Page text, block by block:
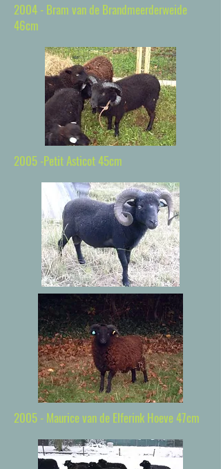
2004 - Bram van de Brandmeerderweide
46cm
2005 -Petit Asticot 45cm
2005 - Maurice van de Elferink Hoeve 47cm